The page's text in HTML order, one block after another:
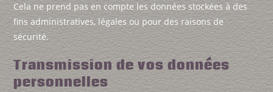
Cela ne prend pas en compte les données stockées à des
fins administratives, légales ou pour des raisons de
sécurité.
Transmission de vos données
personnelles